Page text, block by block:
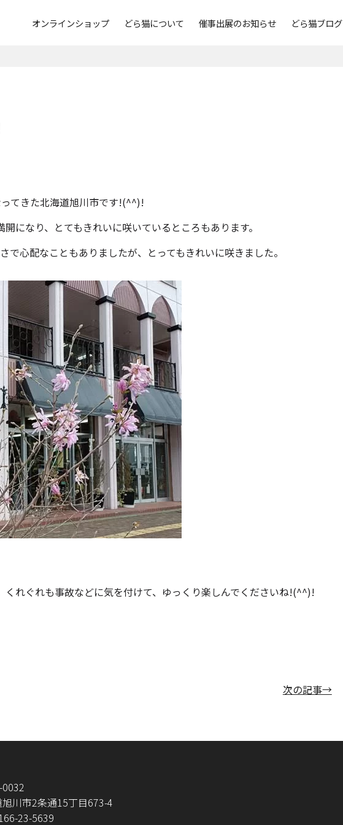
オンラインショップ どら猫について 催事出展のお知らせ どら猫ブログ
てきた北海道旭川市です!(^^)!
になり、とてもきれいに咲いているところもあります。
心配なこともありましたが、とってもきれいに咲きました。
くれぐれも事故などに気を付けて、ゆっくり楽しんでくださいね!(^^)!
次の記事→
0032
川市2条通15丁目673-4
23-5639